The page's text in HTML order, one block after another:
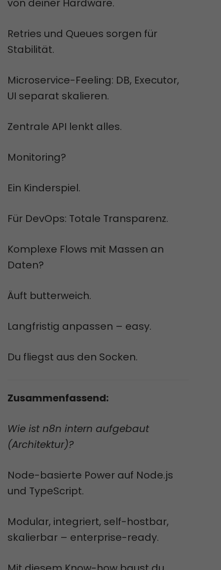
von deiner Hardware.
Retries und Queues sorgen für
Stabilität.
Microservice-Feeling: DB, Executor,
UI separat skalieren.
Zentrale API lenkt alles.
Monitoring?
Ein Kinderspiel.
Für DevOps: Totale Transparenz.
Komplexe Flows mit Massen an
Daten?
Äuft butterweich.
Langfristig anpassen – easy.
Du fliegst aus den Socken.
Zusammenfassend:
Wie ist n8n intern aufgebaut
(Architektur)?
Node-basierte Power auf Node.js
und TypeScript.
Modular, integriert, self-hostbar,
skalierbar – enterprise-ready.